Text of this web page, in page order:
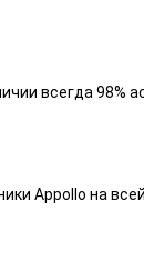
всегда 98%
Appollo на